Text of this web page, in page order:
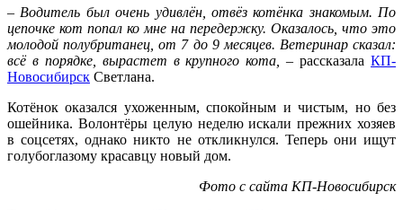
– Водитель был очень удивлён, отвёз котёнка знакомым. По
цепочке кот попал ко мне на передержку. Оказалось, что это
молодой полубританец, от 7 до 9 месяцев. Ветеринар сказал:
всё в порядке, вырастет в крупного кота,
– рассказалаКП-
Новосибирск Светлана.
Котёнок оказался ухоженным, спокойным и чистым, но без
ошейника. Волонтёры целую неделю искали прежних хозяев
в соцсетях, однако никто не откликнулся. Теперь они ищут
голубоглазому красавцу новый дом.
Фото с сайта КП-Новосибирск